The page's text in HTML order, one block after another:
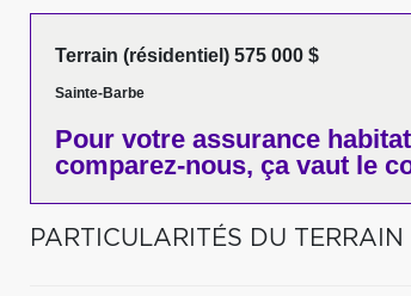
Terrain (résidentiel) 575 000 $
Sainte-Barbe
Pour votre assurance
comparez-nous, ça vaut le
PARTICULARITÉS DU TERRAIN